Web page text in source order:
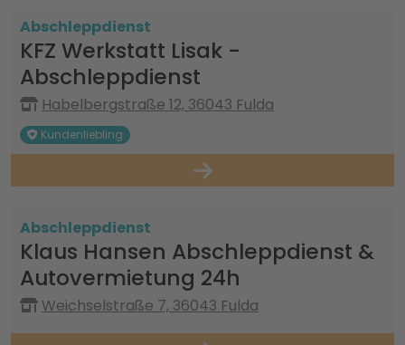
Abschleppdienst
KFZ Werkstatt Lisak -
Abschleppdienst
Habelbergstraße 12, 36043 Fulda
Kundenliebling
Abschleppdienst
Klaus Hansen Abschleppdienst &
Autovermietung 24h
Weichselstraße 7, 36043 Fulda